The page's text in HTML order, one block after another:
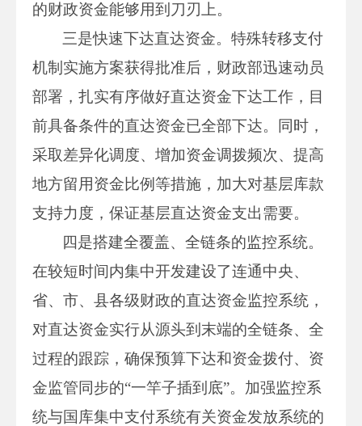
的财政资金能够用到刀刃上。
三是快速下达直达资金。特殊转移支付
机制实施方案获得批准后，财政部迅速动员
部署，扎实有序做好直达资金下达工作，目
前具备条件的直达资金已全部下达。同时，
采取差异化调度、增加资金调拨频次、提高
地方留用资金比例等措施，加大对基层库款
支持力度，保证基层直达资金支出需要。
四是搭建全覆盖、全链条的监控系统。
在较短时间内集中开发建设了连通中央、
省、市、县各级财政的直达资金监控系统，
对直达资金实行从源头到末端的全链条、全
过程的跟踪，确保预算下达和资金拨付、资
金监管同步的“一竿子插到底”。加强监控系
统与国库集中支付系统有关资金发放系统的